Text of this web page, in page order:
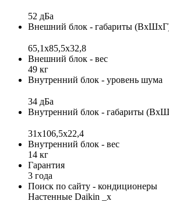
52 дБа
Внешний блок - габариты
65,1х85,5х32,8
Внешний блок - вес
49 кг
Внутренний блок - уровень шума
34 дБа
Внутренний блок - габариты
31х106,5х22,4
Внутренний блок - вес
14 кг
Гарантия
3 года
Поиск по сайту - кондиционеры
Настенные Daikin _x